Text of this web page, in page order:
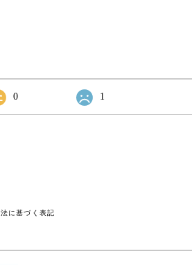
0 1
に基づく表記